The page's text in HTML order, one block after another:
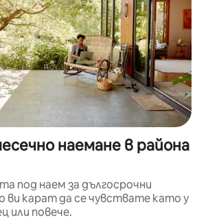
наемане в района
под наем за дългосрочни
ви карат да се чувствате като у
или повече.